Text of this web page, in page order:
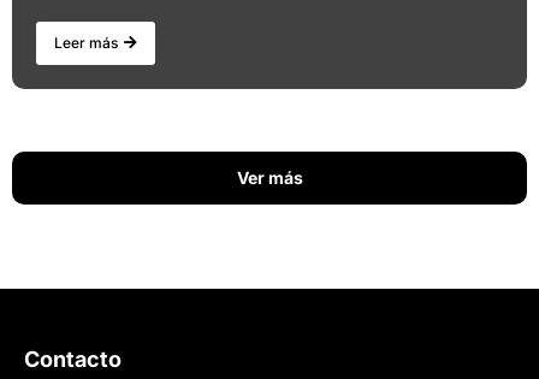
Leer más
Ver más
Contacto